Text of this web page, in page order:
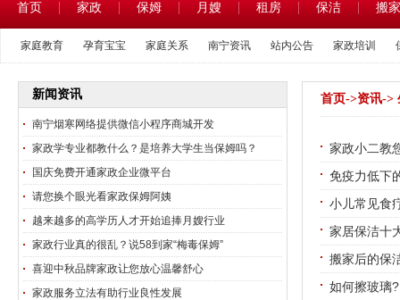
首页 家政 保姆 月嫂 租房 保洁 搬
家庭教育 孕育宝宝 家庭关系 南宁资讯 站内公告 家政培训
家政热点 家政新闻 家政市场
新闻资讯
南宁烟寒网络提供微信小程序商城开发
家政学专业都教什么？是培养大学生当保姆吗？
国庆免费开通家政企业微平台
请您换个眼光看家政保姆阿姨
越来越多的高学历人才开始追捧月嫂行业
家政行业真的很乱？说58到家“梅毒保姆”
喜迎中秋品牌家政让您放心温馨舒心
家政服务立法有助行业良性发展
首页->资讯->
家政小二教
免疫力低下
小儿常见食
家居保洁十
搬家后的保
如何擦玻璃?